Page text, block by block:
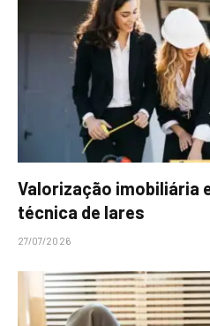
Valorização imobiliária
técnica de lares
27/07/2026